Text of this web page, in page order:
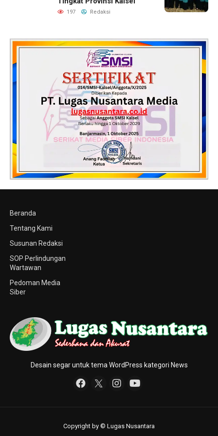
197 Redaksi
Beranda
Tentang Kami
Susunan Redaksi
SOP Perlindungan
Wartawan
Pedoman Media
Siber
Desain segar untuk tema WordPress kategori News
Copyright by © Lugas Nusantara